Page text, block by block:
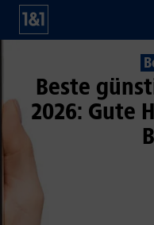
Beste
2026: Gute